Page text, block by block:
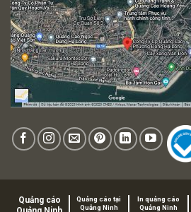
Quảng cáo
Quảng cáo tại
Quảng Ninh
In quảng cáo
Quảng Ninh